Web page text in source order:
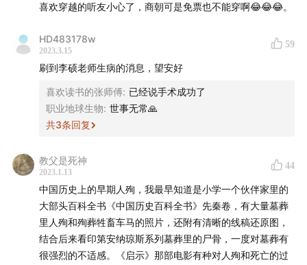
《翦商》：翦灭商纣，从新石器时代谈起的1000年
23:08 几乎任何人类古文明早期都有杀人献祭现象
早期人类文明中出现大量人祭可能是为巩固王权服
商朝开国100年后，杀人献祭现象激增，且人骨被工
33:09 商朝的统治：恐吓和威逼利诱
周人灭商重建了道德体系并重构了三皇五帝形象
商朝的宗教理念：人世间的一切都是由鬼神决定的
喜欢穿越的听友小心了，商朝可是免票也不能穿啊😂😂😂。
HD483178w
2023.3.15
59
刷到李硕老师生病的消息，望安好
喜欢读书的张师傅: 已经说手术成功了
职业地球生物: 世事无常🙏
共3条回复
教父是死神
2023.1.13
44
中国历史上的早期人殉，我最早知道是小学一个伙伴家里的
大部头百科全书《中国历史百科全书》先秦卷，有大量墓葬
里人殉和殉葬牲畜车马的照片，还附有清晰的线稿还原图，
结合后来看印第安纳琼斯系列墓葬里的尸骨，一度对墓葬有
很强烈的不适感。《启示》那部电影有种对人殉和死亡的过